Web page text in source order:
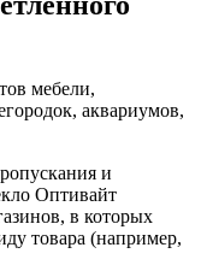
мебели,
аквариумов,
и
Оптивайт
в которых
товара (например,